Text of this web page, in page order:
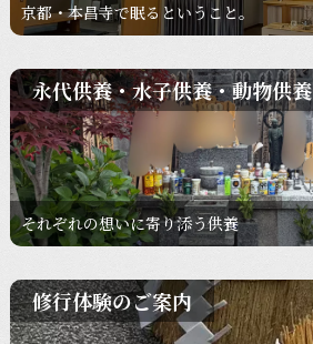
京都・本昌寺で眠るということ。
永代供養・水子供養・動物供養
それぞれの想いに寄り添う供養
修行体験のご案内